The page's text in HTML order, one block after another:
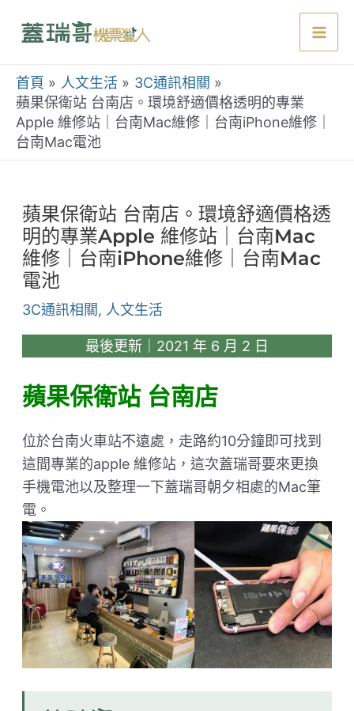
首頁 人文生活
3C通訊相關
蘋果保衛站 台南店。環境舒適價格透明的專業
Apple 維修站｜台南Mac維修｜台南iPhone維修｜
台南Mac電池
蘋果保衛站 台南店。環境舒適價格透
明的專業Apple 維修站｜台南Mac
維修｜台南iPhone維修｜台南Mac
電池
3C通訊相關, 人文生活
最後更新｜2021 年 6 月 2 日
蘋果保衛站 台南店
位於台南火車站不遠處，走路約10分鐘即可找到
這間專業的apple 維修站，這次蓋瑞哥要來更換
手機電池以及整理一下蓋瑞哥朝夕相處的Mac筆
電。